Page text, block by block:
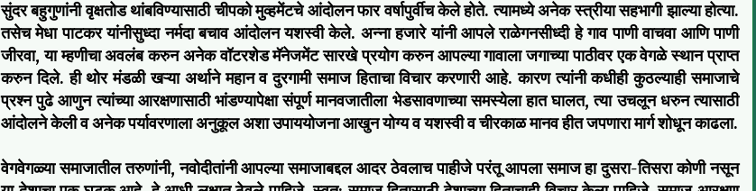
सुंदर बहुगुणांनी वृक्षतोड थांबविण्यासाठी चीपको मुव्हमेंटचे आंदोलन फार वर्षापुर्वीच केले होते. त्यामध्ये अनेक स्त्रीया सहभागी झाल्या होत्या.
तसेच मेधा पाटकर यांनीसुध्दा नर्मदा बचाव आंदोलन यशस्वी केले. अन्ना हजारे यांनी आपले राळेगनसीध्दी हे गाव पाणी वाचवा आणि पाणी
जीरवा, या म्हणीचा अवलंब करुन अनेक वॉटरशेड मॅनेजमेंट सारखे प्रयोग करुन आपल्या गावाला जगाच्या पाठीवर एक वेगळे स्थान प्राप्त
करुन दिले. ही थोर मंडळी खऱ्या अर्थाने महान व दुरगामी समाज हिताचा विचार करणारी आहे. कारण त्यांनी कधीही कुठल्याही समाजाचे
प्रश्न पुढे आणुन त्यांच्या आरक्षणासाठी भांडण्यापेक्षा संपूर्ण मानवजातीला भेडसावणाच्या समस्येला हात घालत, त्या उचलून धरुन त्यासाठी
आंदोलने केली व अनेक पर्यावरणाला अनुकूल अशा उपाययोजना आखुन योग्य व यशस्वी व चीरकाळ मानव हीत जपणारा मार्ग शोधून काढला.
वेगवेगळ्या समाजातील तरुणांनी, नवोदीतांनी आपल्या समाजाबद्दल आदर ठेवलाच पाहीजे परंतू आपला समाज हा दुसरा-तिसरा कोणी नसून